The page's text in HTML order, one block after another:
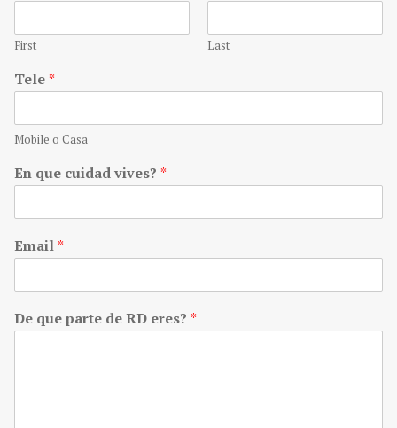
First Last
Tele*
Mobile o Casa
En que cuidad vives? *
Email*
De que parte de RD eres? *